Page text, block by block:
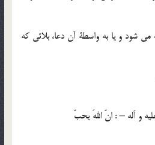
شود و يا به واسطة آن دعا، بلائي كه